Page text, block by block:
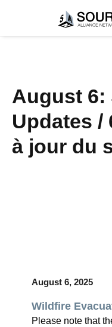
August 6:
Updates /
à jour du
August 6, 2025
Wildfire
Please note that